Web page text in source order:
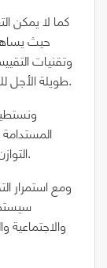
كما لا يمكن
حيث
وتقنيات
طويلة الأجل للقطاعات التي تعتمد على القياسات المترولوجية.
التوازن بين الاحتياجات الحالية والمتطلبات المستقبلية.
ومع استمرار